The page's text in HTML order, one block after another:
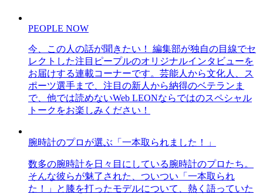
PEOPLE NOW
今、この人の話が聞きたい！ 編集部が独自の目線でセ
レクトした注目ピープルのオリジナルインタビューを
お届けする連載コーナーです。芸能人から文化人、ス
ポーツ選手まで、注目の新人から納得のベテランま
で、他では読めないWeb LEONならではのスペシャル
トークをお楽しみください！
腕時計のプロが選ぶ「一本取られました！」
数多の腕時計を日々目にしている腕時計のプロたち。
そんな彼らが魅了された、ついつい「一本取られ
た！」と膝を打ったモデルについて、熱く語っていた